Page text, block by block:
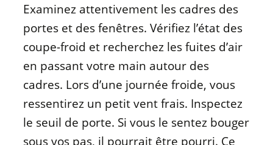
Examinez attentivement les cadres des
portes et des fenêtres. Vérifiez l’état des
coupe-froid et recherchez les fuites d’air
en passant votre main autour des
cadres. Lors d’une journée froide, vous
ressentirez un petit vent frais. Inspectez
le seuil de porte. Si vous le sentez bouger
sous vos pas, il pourrait être pourri. Ce